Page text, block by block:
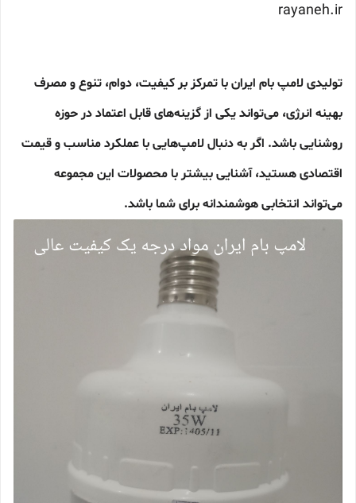
rayaneh.ir
تولیدی لامپ بام ایران با تمرکز بر کیفیت، دوام، تنوع و مصرف
بهینه انرژی، می‌تواند یکی از گزینه‌های قابل اعتماد در حوزه
روشنایی باشد. اگر به دنبال لامپ‌هایی با عملکرد مناسب و قیمت
اقتصادی هستید، آشنایی بیشتر با محصولات این مجموعه
می‌تواند انتخابی هوشمندانه برای شما باشد.